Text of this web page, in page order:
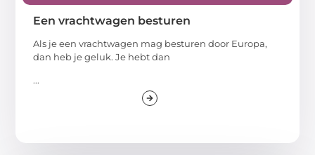
Een vrachtwagen besturen
Als je een vrachtwagen mag besturen door Europa,
dan heb je geluk. Je hebt dan
...